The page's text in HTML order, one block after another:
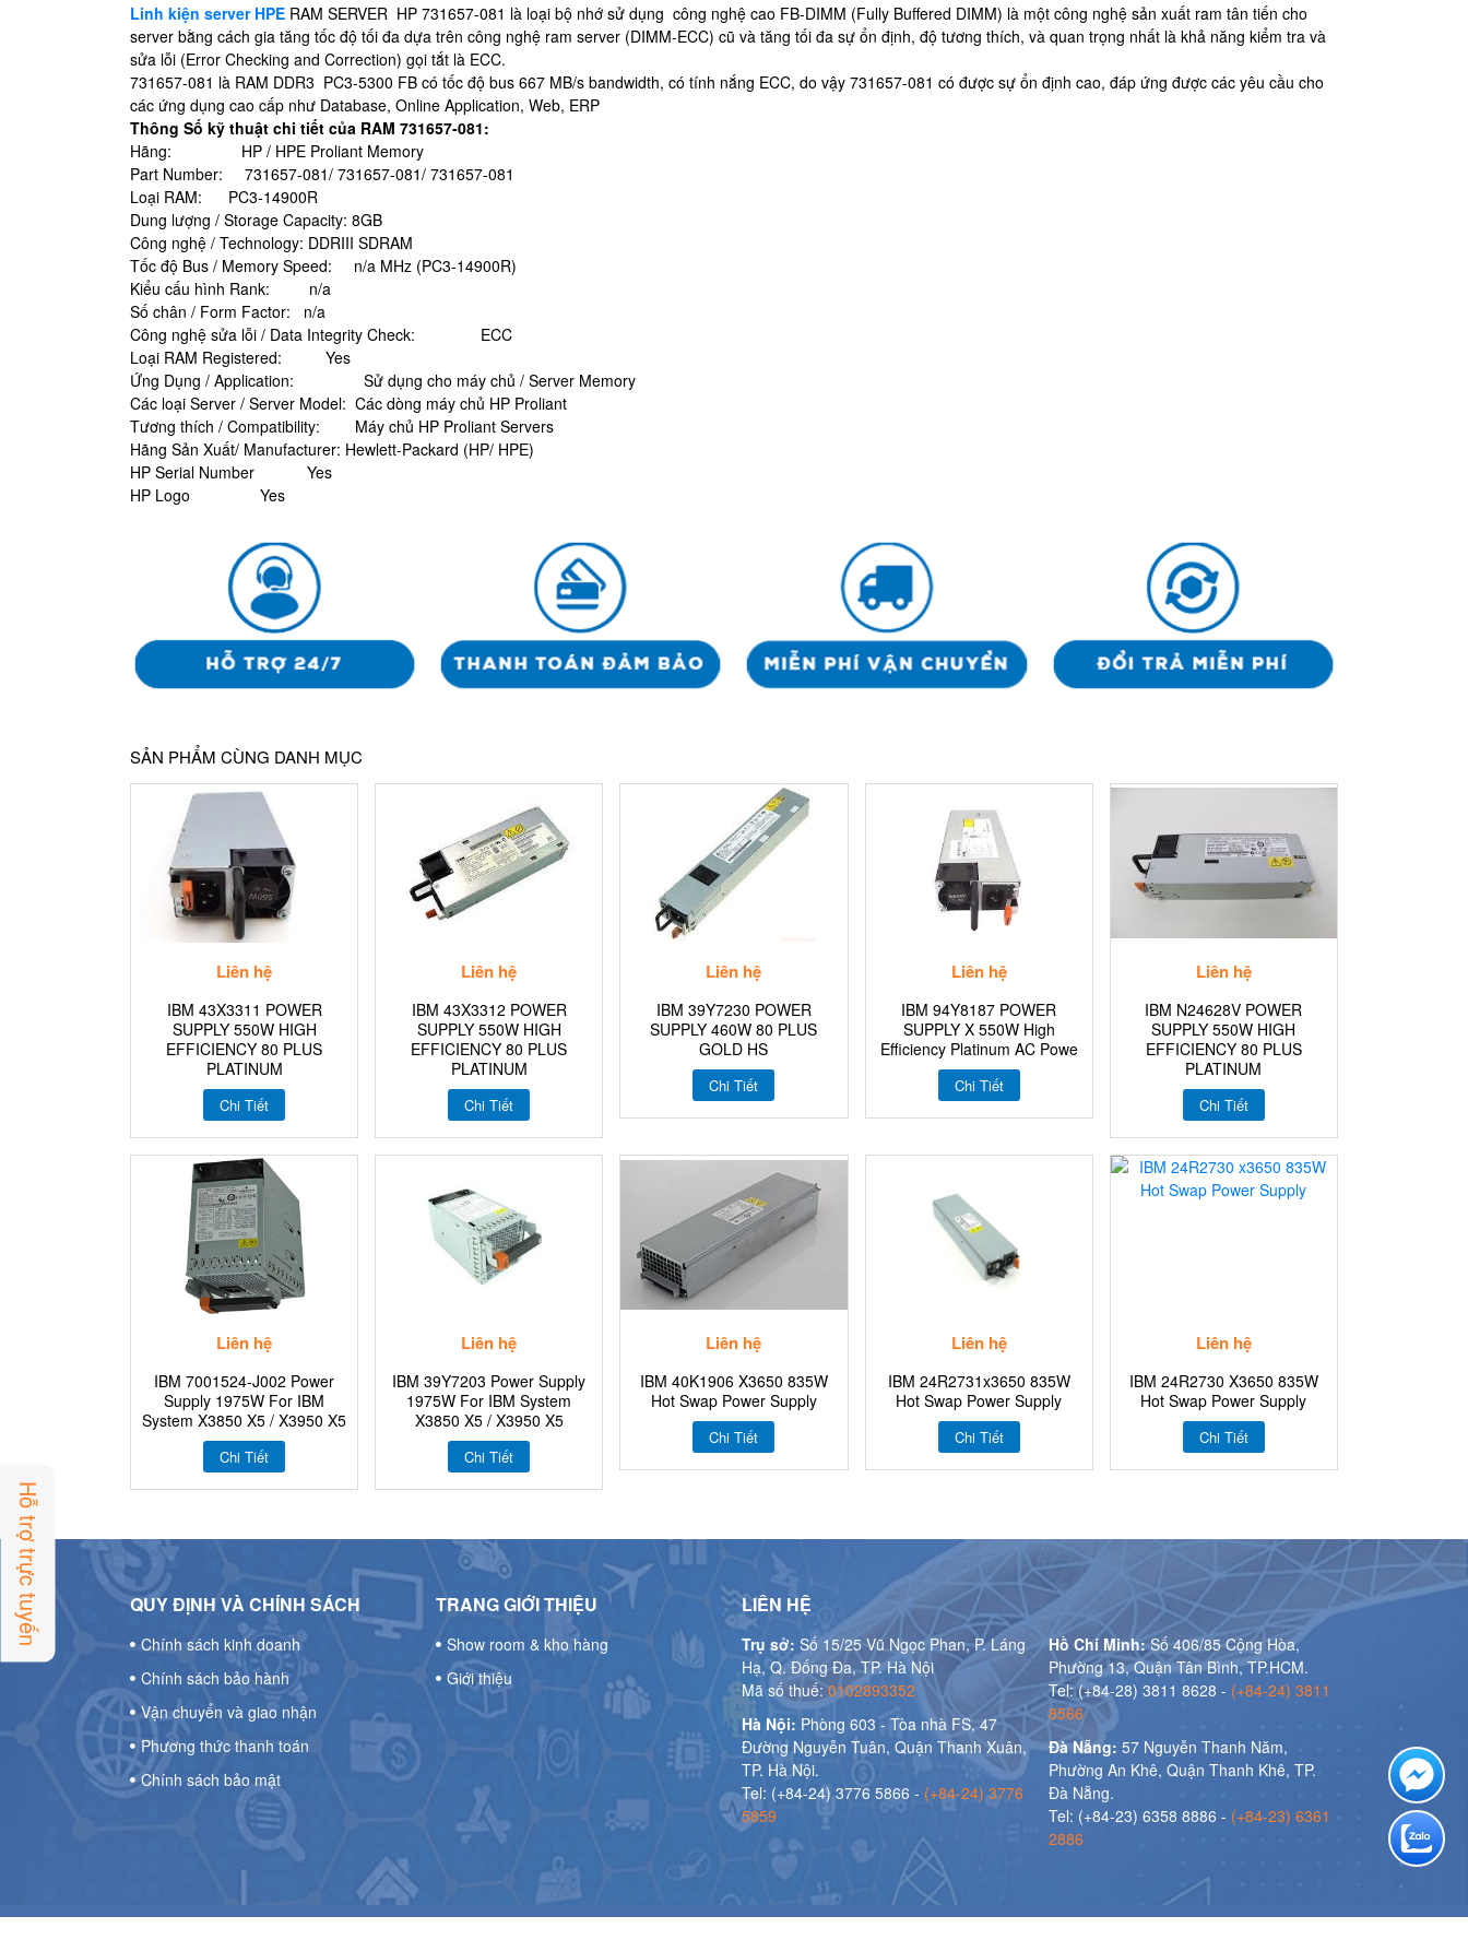
Linh kiện server HPE RAM SERVER HP 731657-081 là loại bộ nhớ sử dụng công nghệ cao FB-DIMM (Fully Buffered DIMM) là một công nghệ sản xuất ram tân tiến cho
server bằng cách gia tăng tốc độ tối đa dựa trên công nghệ ram server (DIMM-ECC) cũ và tăng tối đa sự ổn định, độ tương thích, và quan trọng nhất là khả năng kiểm tra và
sửa lỗi (Error Checking and Correction) gọi tắt là ECC.
731657-081 là RAM DDR3 PC3-5300 FB có tốc độ bus 667 MB/s bandwidth, có tính nắng ECC, do vậy 731657-081 có được sự ổn định cao, đáp ứng được các yêu cầu cho
các ứng dụng cao cấp như Database, Online Application, Web, ERP
Thông Số kỹ thuật chi tiết của RAM 731657-081:
Hãng: HP / HPE Proliant Memory
Part Number: 731657-081/ 731657-081/ 731657-081
Loại RAM: PC3-14900R
Dung lượng / Storage Capacity: 8GB
Công nghệ / Technology: DDRIII SDRAM
Tốc độ Bus / Memory Speed: n/a MHz (PC3-14900R)
Kiểu cấu hình Rank: n/a
Số chân / Form Factor: n/a
Công nghệ sửa lỗi / Data Integrity Check: ECC
Loại RAM Registered: Yes
Ứng Dụng / Application: Sử dụng cho máy chủ / Server Memory
Các loại Server / Server Model: Các dòng máy chủ HP Proliant
Tương thích / Compatibility: Máy chủ HP Proliant Servers
Hãng Sản Xuất/ Manufacturer: Hewlett-Packard (HP/ HPE)
HP Serial Number Yes
HP Logo Yes
SẢN PHẨM CÙNG DANH MỤC
Liên hệ
IBM 43X3311 POWER
SUPPLY 550W HIGH
EFFICIENCY 80 PLUS
PLATINUM
Chi Tiết
Liên hệ
IBM 43X3312 POWER
SUPPLY 550W HIGH
EFFICIENCY 80 PLUS
PLATINUM
Chi Tiết
Liên hệ
IBM 39Y7230 POWER
SUPPLY 460W 80 PLUS
GOLD HS
Chi Tiết
Liên hệ
IBM 94Y8187 POWER
SUPPLY X 550W High
Efficiency Platinum AC Powe
Chi Tiết
Liên hệ
IBM N24628V POWER
SUPPLY 550W HIGH
EFFICIENCY 80 PLUS
PLATINUM
Chi Tiết
Liên hệ
IBM 7001524-J002 Power
Supply 1975W For IBM
System X3850 X5 / X3950 X5
Chi Tiết
Liên hệ
IBM 39Y7203 Power Supply
1975W For IBM System
X3850 X5 / X3950 X5
Chi Tiết
Liên hệ
IBM 40K1906 X3650 835W
Hot Swap Power Supply
Chi Tiết
Liên hệ
IBM 24R2731x3650 835W
Hot Swap Power Supply
Chi Tiết
Liên hệ
IBM 24R2730 X3650 835W
Hot Swap Power Supply
Chi Tiết
QUY ĐỊNH VÀ CHÍNH SÁCH
Chính sách kinh doanh
Chính sách bảo hành
Vận chuyển và giao nhận
Phương thức thanh toán
Chính sách bảo mật
TRANG GIỚI THIỆU
Show room & kho hàng
Giới thiệu
LIÊN HỆ
Trụ sở: Số 15/25 Vũ Ngọc Phan, P. Láng
Hạ, Q. Đống Đa, TP. Hà Nội
Mã số thuế:0102893352
Hà Nội: Phòng 603 - Tòa nhà FS, 47
Đường Nguyễn Tuân, Quận Thanh Xuân,
TP. Hà Nội.
Tel: (+84-24) 3776 5866 - (+84-24) 3776
5859
Hồ Chí Minh:Số 406/85 Cộng Hòa,
Phường 13, Quận Tân Bình, TP.HCM.
Tel: (+84-28) 3811 8628 - (+84-24) 3811
8566
Đà Nẵng: 57 Nguyễn Thanh Năm,
Phường An Khê, Quận Thanh Khê, TP.
Đà Nẵng.
Tel: (+84-23) 6358 8886 - (+84-23) 6361
2886
Hỗ trợ trực tuyến